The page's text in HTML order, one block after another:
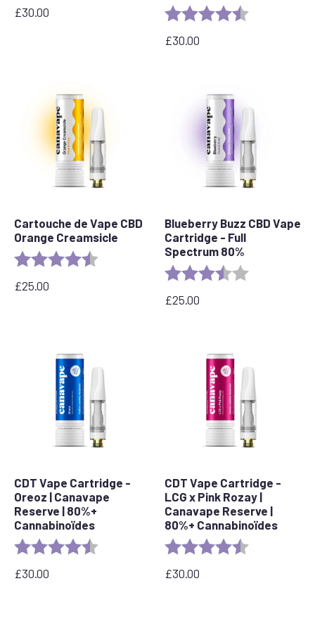
£30.00 Evaluation :
£30.00
Cartouche de Vape CBD
Orange Creamsicle
Evaluation : 4.2 out of 5 stars
£25.00
Blueberry Buzz CBD Vape
Cartridge - Full
Spectrum 80%
Evaluation :
£25.00
CDT Vape Cartridge -
Oreoz | Canavape
Reserve | 80%+
Cannabinoïdes
Evaluation : 4.4 out of 5 stars
£30.00
CDT Vape Cartridge -
LCG x Pink Rozay |
Canavape Reserve |
80%+ Cannabinoïdes
Evaluation :
£30.00